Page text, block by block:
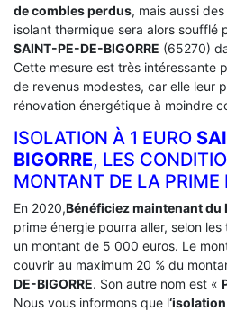
de combles perdus, mais aussi
isolant thermique sera alors soufflé
SAINT-PE-DE-BIGORRE (65270)
Cette mesure est très intéressante
de revenus modestes, car elle leur
rénovation énergétique à moindre
ISOLATION À 1 EURO
BIGORRE, LES
MONTANT DE LA PRIME
En 2020,Bénéficiez maintenant du
prime énergie pourra aller, selon les
un montant de 5 000 euros. Le
couvrir au maximum 20 % du
DE-BIGORRE. Son autre nom est «
Nous vous informons que l